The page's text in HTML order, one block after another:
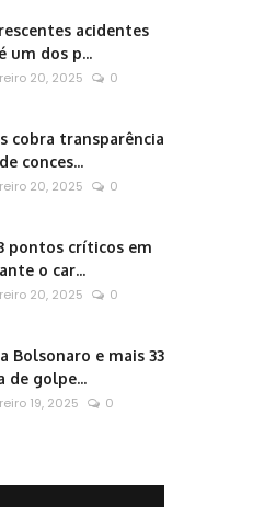
acidentes
um dos p...
20, 2025 0
cobra transparência
conces...
20, 2025 0
pontos críticos em
o car...
20, 2025 0
Bolsonaro e mais 33
de golpe...
19, 2025 0